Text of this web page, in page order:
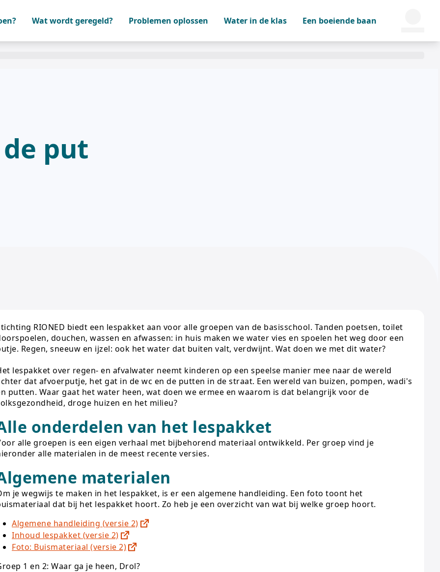
Wat wordt geregeld? Problemen oplossen Water in de klas Een boeiende baan
put
RIONED biedt een lespakket aan voor alle groepen van de basisschool. Tanden poetsen, toilet
douchen, wassen en afwassen: in huis maken we water vies en spoelen het weg door een
Regen, sneeuw en ijzel: ook het water dat buiten valt, verdwijnt. Wat doen we met dit water?
lespakket over regen- en afvalwater neemt kinderen op een speelse manier mee naar de wereld
dat afvoerputje, het gat in de wc en de putten in de straat. Een wereld van buizen, pompen, wadi's
putten. Waar gaat het water heen, wat doen we ermee en waarom is dat belangrijk voor de
droge huizen en het milieu?
onderdelen van het lespakket
alle groepen is een eigen verhaal met bijbehorend materiaal ontwikkeld. Per groep vind je
alle materialen in de meest recente versies.
materialen
je wegwijs te maken in het lespakket, is er een algemene handleiding. Een foto toont het
dat bij het lespakket hoort. Zo heb je een overzicht van wat bij welke groep hoort.
Algemene handleiding (versie 2)
Inhoud lespakket (versie 2)
Foto: Buismateriaal (versie 2)
1 en 2: Waar ga je heen, Drol?